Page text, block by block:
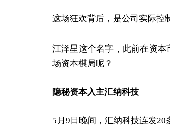
这场狂欢背后，是公司实际控
江泽星这个名字，此前在资
场资本棋局呢？
隐秘资本入主汇纳科技
5月9日晚间，汇纳科技连发20